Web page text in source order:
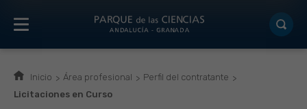
Inicio Área profesional
Perfil del contratante
Licitaciones en Curso